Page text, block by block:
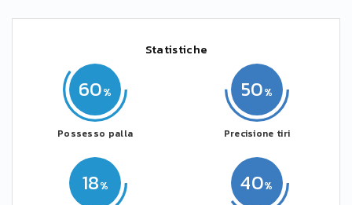
Statistiche
60
Possesso palla
18 40
50
Precisione tiri